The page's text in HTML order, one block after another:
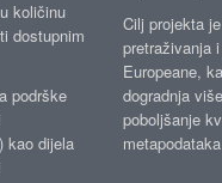
količinu
dostupnim
podrške
kao dijela
Cilj projekta
pretraživanja
Europeane,
dogradnja
poboljšanje